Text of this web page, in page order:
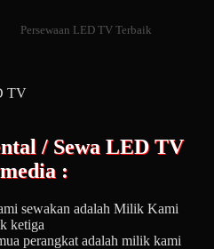
Persewaan LED TV Terbaik
TV
/ Sewa LED TV
:
sewakan adalah Milik Kami
ketiga
perangkat adalah milik kami